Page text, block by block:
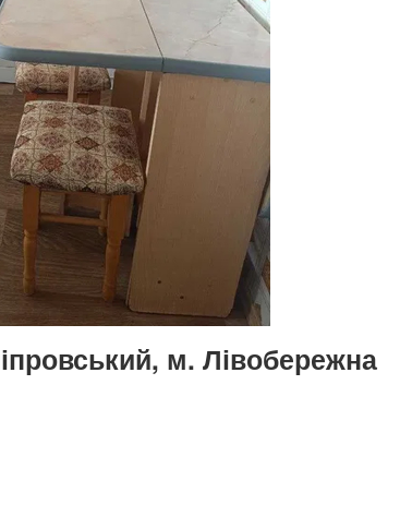
м. Лівобережна